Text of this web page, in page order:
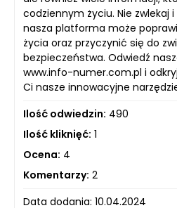
codziennym życiu. Nie zwlekaj
nasza platforma może
życia oraz przyczynić się do
bezpieczeństwa. Odwiedź
www.info-numer.com.pl i
Ci nasze innowacyjne
Ilość odwiedzin: 490
Ilość kliknięć: 1
Ocena: 4
Komentarzy: 2
Data dodania: 10.04.2024